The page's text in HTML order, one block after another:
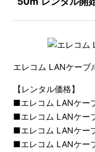
エレコム LANケーブ
【レンタル価格】
■エレコム LANケー
■エレコム LANケー
■エレコム LANケー
■エレコム LANケー